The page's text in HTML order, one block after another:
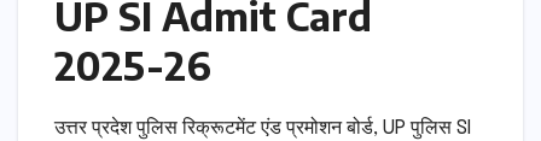
UP SI Admit Card
2025-26
उत्तर प्रदेश पुलिस रिक्रूटमेंट एंड प्रमोशन बोर्ड, UP पुलिस SI